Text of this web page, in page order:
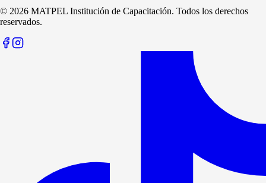
© 2026 MATPEL Institución de Capacitación. Todos los derechos
reservados.